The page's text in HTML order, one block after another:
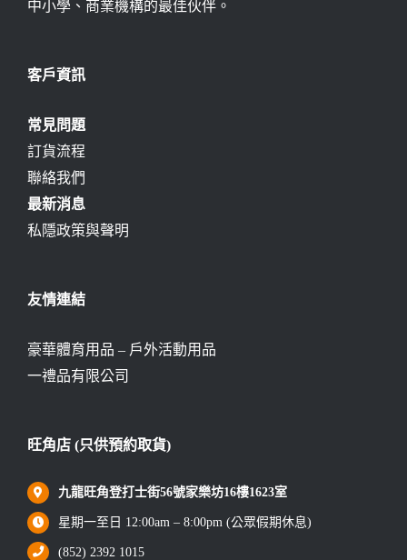
中小學、商業機構的最佳伙伴。
客戶資訊
常見問題
訂貨流程
聯絡我們
最新消息
私隱政策與聲明
友情連結
豪華體育用品 – 戶外活動用品
一禮品有限公司
旺角店 (只供預約取貨)
九龍旺角登打士街56號家樂坊16樓1623室
星期一至日 12:00am – 8:00pm (公眾假期休息)
(852) 2392 1015